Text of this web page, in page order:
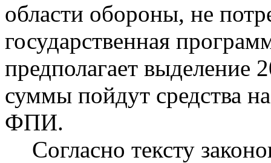
области обороны, не
государственная
предполагает выделение
суммы пойдут средства
ФПИ.
Согласно тексту